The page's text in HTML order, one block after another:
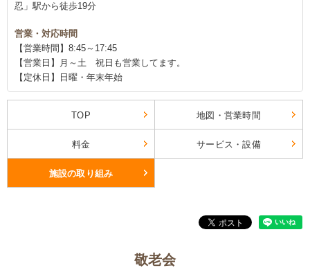
忍」駅から徒歩19分
営業・対応時間
【営業時間】8:45～17:45
【営業日】月～土 祝日も営業してます。
【定休日】日曜・年末年始
TOP 地図・営業時間
料金 サービス・設備
施設の取り組み
敬老会